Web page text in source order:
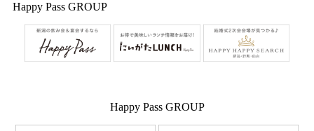
Happy Pass GROUP
Happy Pass GROUP